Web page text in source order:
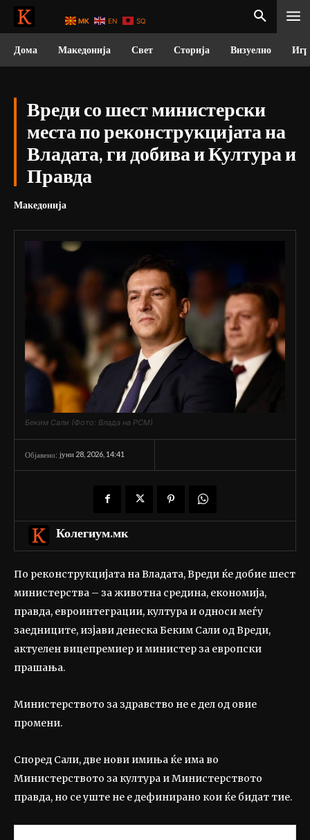
Дома Македонија Свет Сторија Визуелно
Вреди со шест министерски
места по реконструкцијата на
Владата, ги добива и Култура и
Правда
Македонија
Беким Сали (Фото: Влада на РСМ)
Објавено: јуни 28, 2026, 14:41
Колегиум.мк
По реконструкцијата на Владата, Вреди ќе добие шест
министерства – за животна средина, економија,
правда, евроинтеграции, култура и односи меѓу
заедниците, изјави денеска Беким Сали од Вреди,
актуелен вицепремиер и министер за европски
прашања.
Министерството за здравство не е дел од овие
промени.
Според Сали, две нови имиња ќе има во
Министерството за култура и Министерството
правда, но се уште не е дефинирано кои ќе бидат тие.
MK EN SQ